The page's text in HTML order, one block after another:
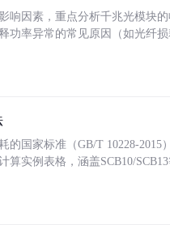
响因素，重点分析千兆光模块
功率异常的常见原因（如光纤
国家标准（GB/T 10228-2015
实例表格，涵盖SCB10/